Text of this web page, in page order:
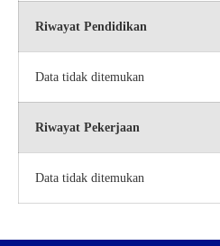
Riwayat Pendidikan
Data tidak ditemukan
Riwayat Pekerjaan
Data tidak ditemukan